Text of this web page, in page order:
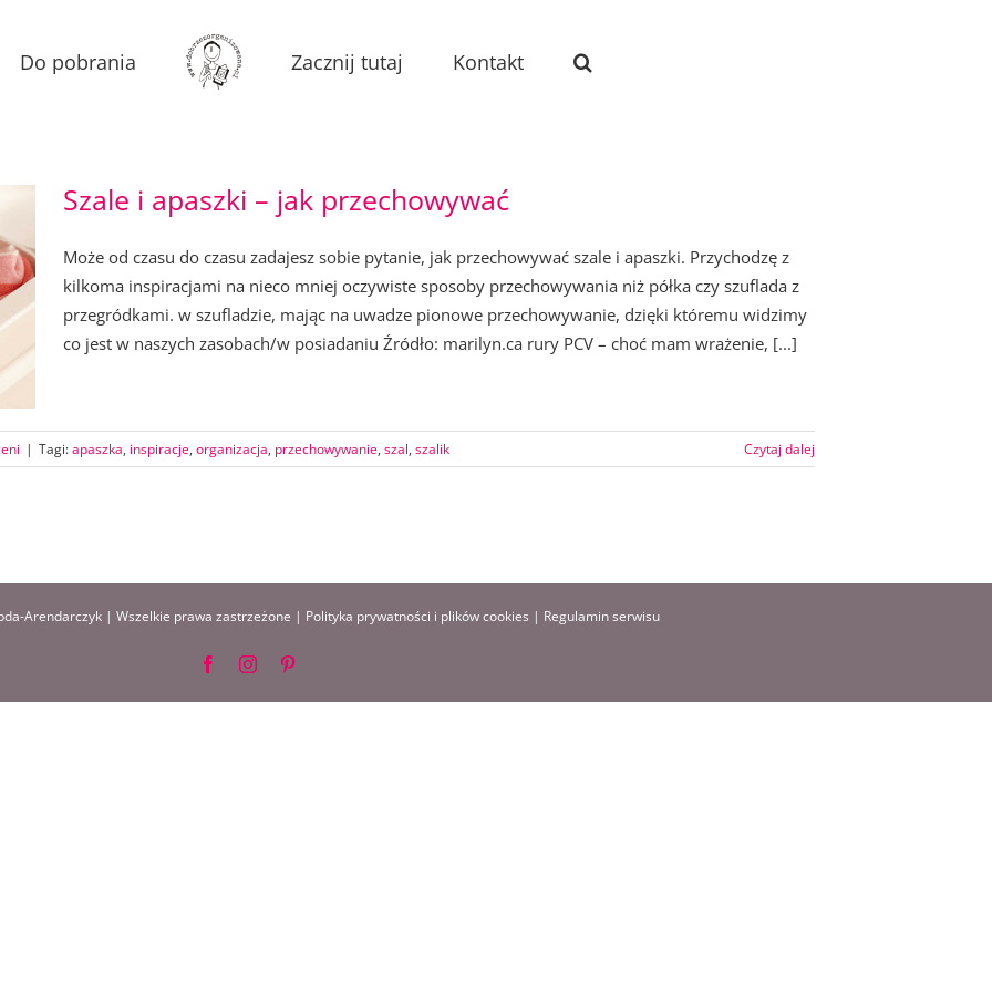
Do pobrania Zacznij tutaj Kontakt
Szale i apaszki – jak przechowywać
Może od czasu do czasu zadajesz sobie pytanie, jak przechowywać szale i apaszki. Przychodzę z
kilkoma inspiracjami na nieco mniej oczywiste sposoby przechowywania niż półka czy szuflada z
przegródkami. w szufladzie, mając na uwadze pionowe przechowywanie, dzięki któremu widzimy
co jest w naszych zasobach/w posiadaniu Źródło: marilyn.ca rury PCV – choć mam wrażenie, [...]
| Tagi:apaszka, inspiracje, organizacja, przechowywanie, szal, szalik Czytaj dalej
Arendarczyk | Wszelkie prawa zastrzeżone | Polityka prywatności i plików cookies | Regulamin serwisu
FacebookInstagram